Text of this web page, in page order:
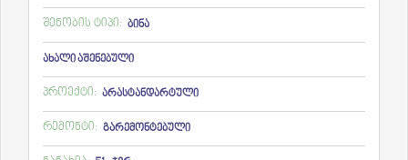
შენობის ტიპი: ბინა
ახალი აშენებული
პროექტი: არასტანდარტული
რემონტი: გარემონტებული